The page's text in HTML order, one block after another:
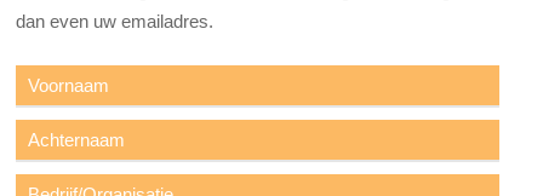
dan even uw emailadres.